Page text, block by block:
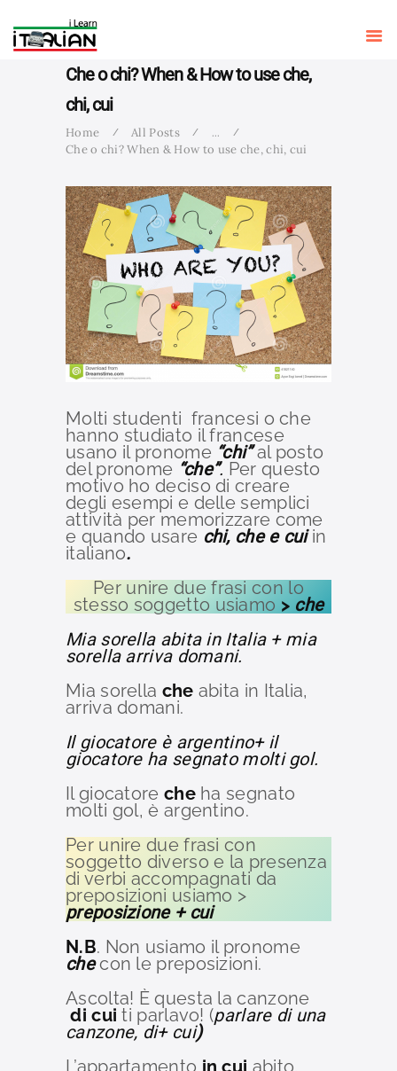
Che o chi? When & How to use che,
chi, cui
Home All Posts ...
Che o chi? When & How to use che, chi, cui
LEARN ITALIAN WITH
MOVIES
LEARN ITALIAN WITH
SONGS
STUDY ITALIAN IN
ITALY
ABOUT ME
Molti studenti francesi o che
hanno studiato il francese
usano il pronome “chi”al posto
del pronome “che”. Per questo
motivo ho deciso di creare
degli esempi e delle semplici
attività per memorizzare come
e quando usare chi, che e cuiin
italiano.
Per unire due frasi con lo
stesso soggetto usiamo > che
Mia sorella abita in Italia + mia
sorella arriva domani.
Mia sorella che abita in Italia,
arriva domani.
Il giocatore è argentino+ il
giocatore ha segnato molti gol.
Il giocatore cheha segnato
molti gol, è argentino.
Per unire due frasi con
soggetto diverso e la presenza
di verbi accompagnati da
preposizioni usiamo >
preposizione + cui
N.B. Non usiamo il pronome
checon le preposizioni.
Ascolta! È questa la canzone
di cui ti parlavo! (parlare di una
canzone, di+ cui)